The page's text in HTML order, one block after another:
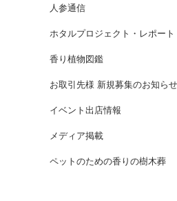
人参通信
ホタルプロジェクト・レポート
香り植物図鑑
お取引先様 新規募集のお知らせ
イベント出店情報
メディア掲載
ペットのための香りの樹木葬